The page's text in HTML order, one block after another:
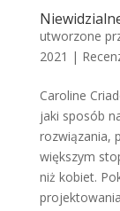
utworzone
2021 |
Caroline
jaki sposób
rozwiązania,
większym
niż kobiet.